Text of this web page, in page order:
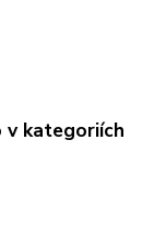
v kategoriích